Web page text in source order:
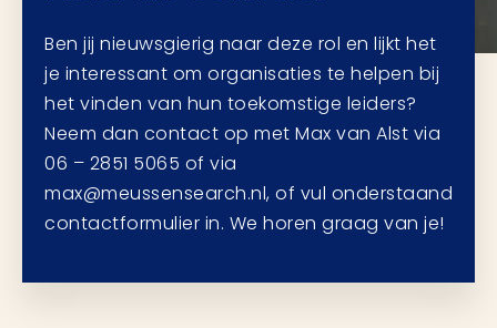
Ben jij nieuwsgierig naar deze rol en lijkt het
je interessant om organisaties te helpen bij
het vinden van hun toekomstige leiders?
Neem dan contact op met Max van Alst via
06 – 2851 5065 of via
max@meussensearch.nl, of vul onderstaand
contactformulier in. We horen graag van je!